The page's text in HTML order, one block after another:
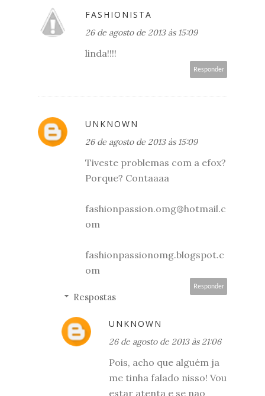
FASHIONISTA
26 de agosto de 2013 às 15:09
linda!!!!
Responder
UNKNOWN
26 de agosto de 2013 às 15:09
Tiveste problemas com a efox?
Porque? Contaaaa
fashionpassion.omg@hotmail.c
om
fashionpassionomg.blogspot.c
om
Responder
Respostas
UNKNOWN
26 de agosto de 2013 às 21:06
Pois, acho que alguém ja
me tinha falado nisso! Vou
estar atenta e se nao